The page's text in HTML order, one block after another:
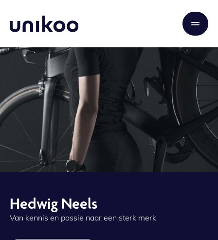
Hedwig Neels
Van kennis en passie naar een sterk merk